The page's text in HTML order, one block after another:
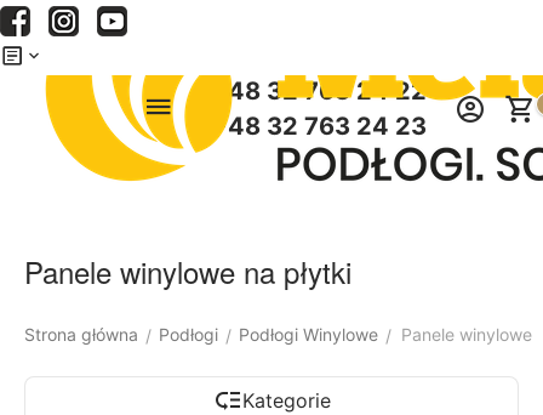
+48 32 763 24 22
+48 32 763 24 23
Panele winylowe na płytki
Strona główna / Podłogi / Podłogi Winylowe / Panele winylowe
Kategorie